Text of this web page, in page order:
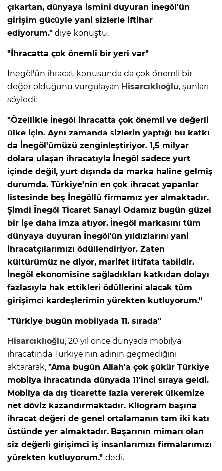
çıkartan, dünyaya ismini duyuran İnegöl'ün
girişim gücüyle yani sizlerle iftihar
ediyorum." diye konuştu.
"İhracatta çok önemli bir yeri var"
İnegöl'ün ihracat konusunda da çok önemli bir
değer olduğunu vurgulayan Hisarcıklıoğlu, şunları
söyledi:
"Özellikle İnegöl ihracatta çok önemli ve değerli
ülke için. Aynı zamanda sizlerin yaptığı bu katkı
da İnegöl'ümüzü zenginleştiriyor. 1,5 milyar
dolara ulaşan ihracatıyla İnegöl sadece yurt
içinde değil, yurt dışında da marka haline gelmiş
durumda. Türkiye'nin en çok ihracat yapanlar
listesinde beş İnegöllü firmamız yer almaktadır.
Şimdi İnegöl Ticaret Sanayi Odamız bugün güzel
bir işe daha imza atıyor. İnegöl markasını tüm
dünyaya duyuran İnegöl'ün yıldızlarını yani
ihracatçılarımızı ödüllendiriyor. Zaten
kültürümüz ne diyor, marifet iltifata tabiidir.
İnegöl ekonomisine sağladıkları katkıdan dolayı
fazlasıyla hak ettikleri ödüllerini alacak tüm
girişimci kardeşlerimin yürekten kutluyorum."
"Türkiye bugün mobilyada 11. sırada"
Hisarcıklıoğlu, 20 yıl önce dünyada mobilya
ihracatında Türkiye'nin adının geçmediğini
aktararak, "Ama bugün Allah'a çok şükür Türkiye
mobilya ihracatında dünyada 11'inci sıraya geldi.
Mobilya da dış ticarette fazla vererek ülkemize
net döviz kazandırmaktadır. Kilogram başına
ihracat değeri de genel ortalamanın tam iki katı
üstünde yer almaktadır. Başarının mimarı olan
siz değerli girişimci iş insanlarımızı firmalarımızı
yürekten kutluyorum." dedi.